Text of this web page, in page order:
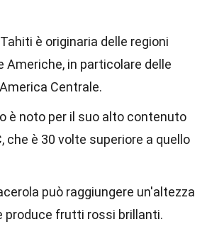
è originaria delle regioni
Americhe, in particolare delle
Centrale.
è noto per il suo alto contenuto
che è 30 volte superiore a quello
può raggiungere un'altezza
produce frutti rossi brillanti.